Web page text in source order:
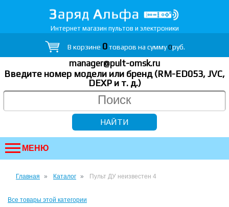
Интернет магазин пультов и электроники
В корзине 0товаров на сумму0руб.
manager@pult-omsk.ru
Введите номер модели или бренд (RM-ED053, JVC,
DEXP и т. д.)
МЕНЮ
Главная Каталог Пульт ДУ неизвестен 4
Все товары этой категории